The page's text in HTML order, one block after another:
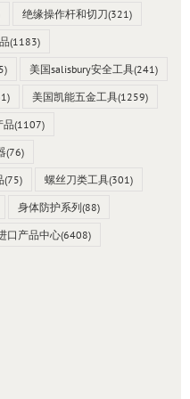
绝缘操作杆和切刀(321)
(1183)
美国salisbury安全工具(241)
美国凯能五金工具(1259)
品(1107)
(76)
(75) 螺丝刀类工具(301)
身体防护系列(88)
口产品中心(6408)